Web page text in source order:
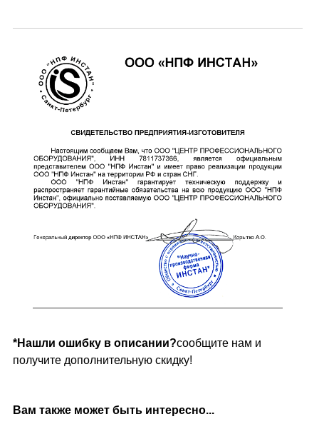
*Нашли ошибку в описании?сообщите нам и
получите дополнительную скидку!
Вам также может быть интересно...